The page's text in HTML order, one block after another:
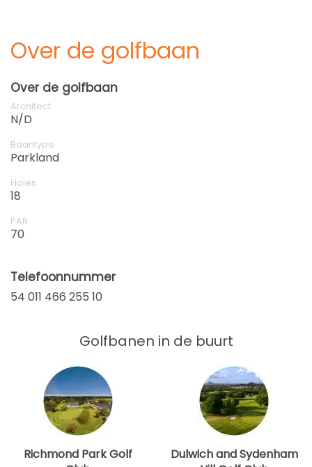
Over de golfbaan
Over de golfbaan
Architect
N/D
Baantype
Parkland
Holes
18
PAR
70
Telefoonnummer
54 011 466 255 10
Golfbanen in de buurt
Richmond Park Golf
Dulwich and Sydenham